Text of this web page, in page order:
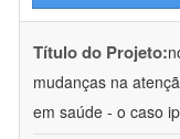
Título do Projeto:
mudanças na
em saúde - o caso